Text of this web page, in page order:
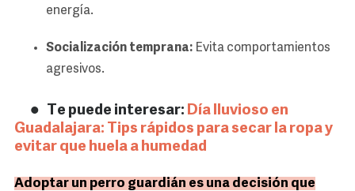
energía.
Socialización temprana: Evita comportamientos
agresivos.
Te puede interesar: Día lluvioso en
Guadalajara: Tips rápidos para secar la ropa y
evitar que huela a humedad
Adoptar un perro guardián es una decisión que